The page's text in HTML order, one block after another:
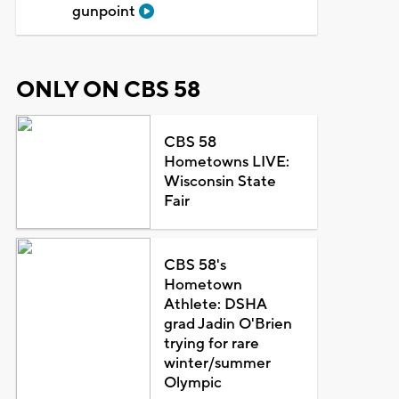
gunpoint
ONLY ON CBS 58
CBS 58
Hometowns LIVE:
Wisconsin State
Fair
CBS 58's
Hometown
Athlete: DSHA
grad Jadin O'Brien
trying for rare
winter/summer
Olympic